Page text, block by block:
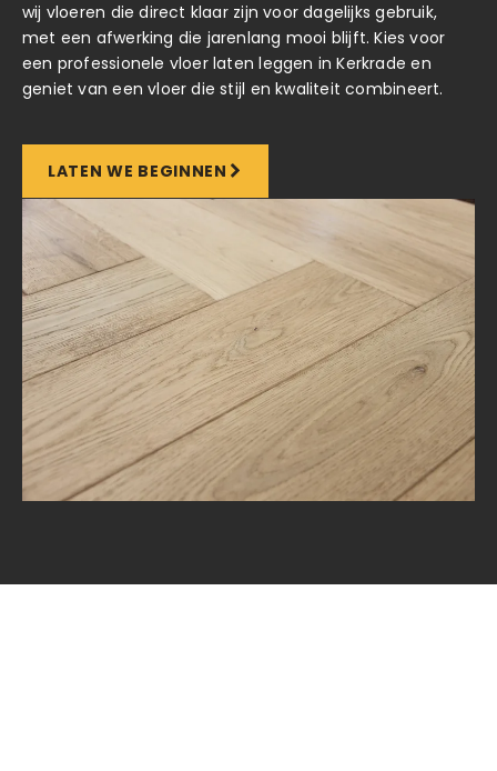
wij vloeren die direct klaar zijn voor dagelijks gebruik,
met een afwerking die jarenlang mooi blijft. Kies voor
een professionele vloer laten leggen in Kerkrade en
geniet van een vloer die stijl en kwaliteit combineert.
LATEN WE BEGINNEN